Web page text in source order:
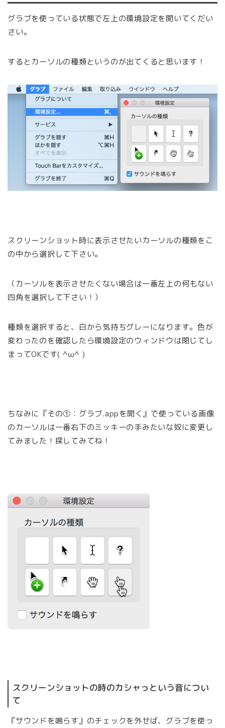
グラブを使っている状態で左上の環境設定を開いてくだい
さい。
するとカーソルの種類というのが出てくると思います！
スクリーンショット時に表示させたいカーソルの種類をこ
の中から選択して下さい。
（カーソルを表示させたくない場合は一番左上の何もない
四角を選択して下さい！）
種類を選択すると、白から気持ちグレーになります。色が
変わったのを確認したら環境設定のウィンドウは閉じてし
まってOKです( ^ω^ )
ちなみに『その①：グラブ.appを開く』で使っている画像
のカーソルは一番右下のミッキーの手みたいな奴に変更し
てみました！探してみてね！
スクリーンショットの時のカシャっという音につい
て
『サウンドを鳴らす』のチェックを外せば、グラブを使っ